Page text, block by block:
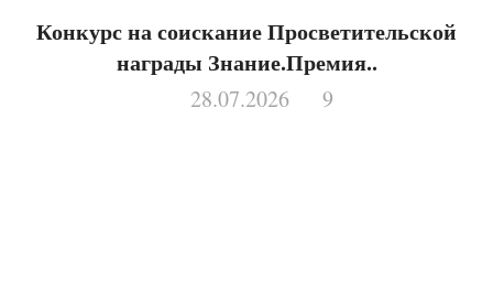
Конкурс на соискание Просветительской
награды Знание.Премия..
28.07.2026 9